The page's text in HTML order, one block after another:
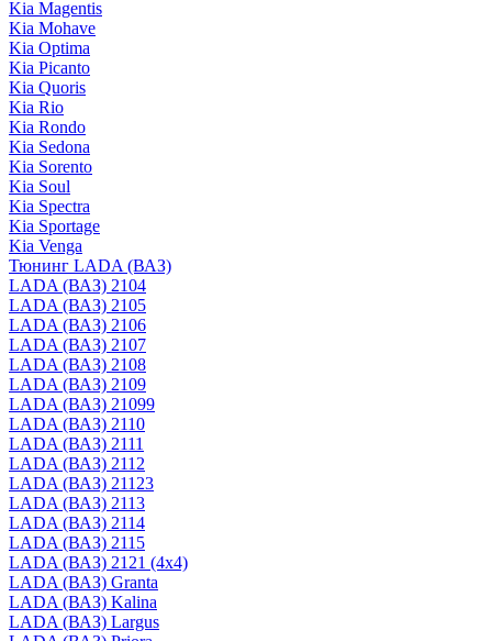
Kia Magentis
Kia Mohave
Kia Optima
Kia Picanto
Kia Quoris
Kia Rio
Kia Rondo
Kia Sedona
Kia Sorento
Kia Soul
Kia Spectra
Kia Sportage
Kia Venga
Тюнинг LADA (ВАЗ)
LADA (ВАЗ) 2104
LADA (ВАЗ) 2105
LADA (ВАЗ) 2106
LADA (ВАЗ) 2107
LADA (ВАЗ) 2108
LADA (ВАЗ) 2109
LADA (ВАЗ) 21099
LADA (ВАЗ) 2110
LADA (ВАЗ) 2111
LADA (ВАЗ) 2112
LADA (ВАЗ) 21123
LADA (ВАЗ) 2113
LADA (ВАЗ) 2114
LADA (ВАЗ) 2115
LADA (ВАЗ) 2121 (4x4)
LADA (ВАЗ) Granta
LADA (ВАЗ) Kalina
LADA (ВАЗ) Largus